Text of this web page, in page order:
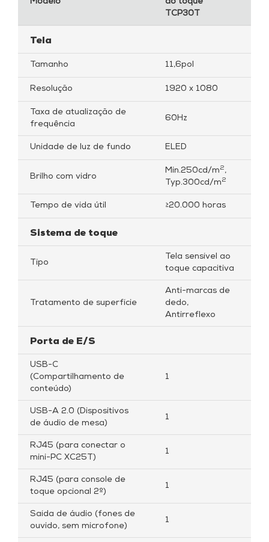
Modelo
ao toque
TCP30T
Tela
Tamanho 11,6pol
Resolução 1920 x 1080
Taxa de atualização de
frequência
60Hz
Unidade de luz de fundo ELED
Brilho com vidro
Min.250cd/m 2 ,
Typ.300cd/m 2
Tempo de vida útil ≥20.000 horas
Sistema de toque
Tipo
Tela sensível ao
toque capacitiva
Tratamento de superfície
Anti-marcas de
dedo,
Antirreflexo
Porta de E/S
USB-C
(Compartilhamento de
conteúdo)
1
USB-A 2.0 (Dispositivos
de áudio de mesa)
1
RJ45 (para conectar o
mini-PC XC25T)
1
RJ45 (para console de
toque opcional 2º)
1
Saída de áudio (fones de
ouvido, sem microfone)
1